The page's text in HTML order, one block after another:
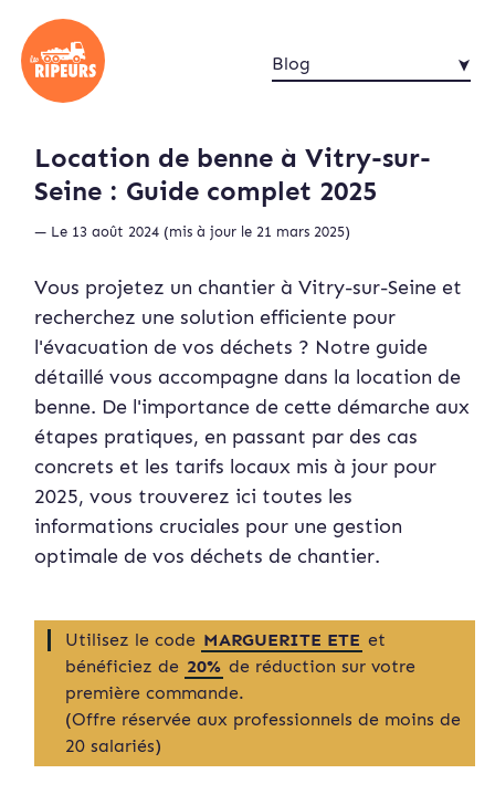
Blog
Location de benne à Vitry-sur-
Seine : Guide complet 2025
— Le 13 août 2024 (mis à jour le 21 mars 2025)
Vous projetez un chantier à Vitry-sur-Seine et
recherchez une solution efficiente pour
l'évacuation de vos déchets ? Notre guide
détaillé vous accompagne dans la location de
benne. De l'importance de cette démarche aux
étapes pratiques, en passant par des cas
concrets et les tarifs locaux mis à jour pour
2025, vous trouverez ici toutes les
informations cruciales pour une gestion
optimale de vos déchets de chantier.
Utilisez le code MARGUERITE ETE et
bénéficiez de 20% de réduction sur votre
première commande.
(Offre réservée aux professionnels de moins de
20 salariés)